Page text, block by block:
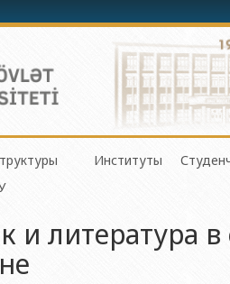
Центр организации научной
Отдел по связям с
Физический
Институты
Институт
и литература